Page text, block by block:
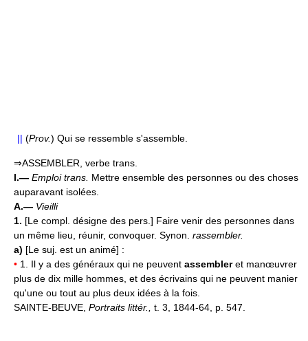
|| (Prov.) Qui se ressemble s'assemble.
⇒ASSEMBLER, verbe trans.
I.— Emploi trans. Mettre ensemble des personnes ou des choses
auparavant isolées.
A.— Vieilli
1. [Le compl. désigne des pers.] Faire venir des personnes dans
un même lieu, réunir, convoquer. Synon. rassembler.
a) [Le suj. est un animé] :
• 1. Il y a des généraux qui ne peuvent assembleret manœuvrer
plus de dix mille hommes, et des écrivains qui ne peuvent manier
qu'une ou tout au plus deux idées à la fois.
SAINTE-BEUVE, Portraits littér., t. 3, 1844-64, p. 547.